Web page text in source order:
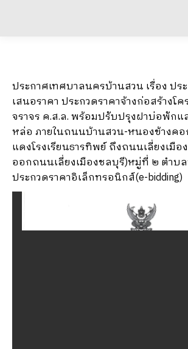
ประกาศเทศบาลนครบ้านสวน เรื่อง ปร
เสนอราคา ประกวดราคาจ้างก่อสร้างโค
จราจร ค.ส.ล. พร้อมปรับปรุงฝาบ่อพักแ
หล่อ ภายในถนนบ้านสวน-หนองข้างค
แดงโรงเรียนธารทิพย์ ถึงถนนเลี่ยงเมือ
ออกถนนเลี่ยงเมืองชลบุรี)หมู่ที่ ๒ ตำบ
ประกวดราคาอิเล็กทรอนิกส์(e-bidding)